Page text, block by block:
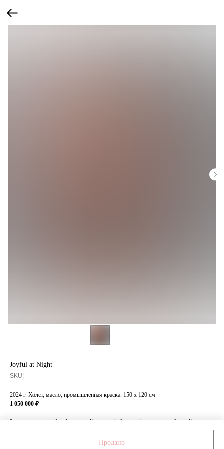
Joyful at Night
SKU:
2024 г. Холст, масло, промышленная краска. 150 x 120 см
1 050 000 ₽
За дополнительной информацией о ценах/габаритах/материалах обращайтесь
к менеджеру по номеру: +7 999 472 84 11